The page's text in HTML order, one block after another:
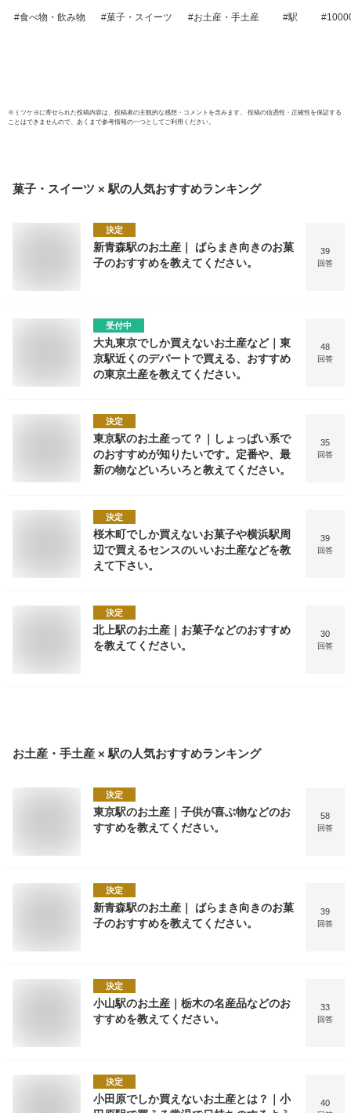
食べ物・飲み物 菓子・スイーツ お土産・手土産 駅
※ ミツケヨに寄せられた投稿内容は、投稿者の主観的な感想・コメントを含みます。 投稿の信憑性・正確性を保証する
ことはできませんので、あくまで参考情報の一つとしてご利用ください。
菓子・スイーツ × 駅の人気おすすめランキング
決定
新青森駅のお土産｜ ばらまき向きのお菓
子のおすすめを教えてください。
39
回答
受付中
大丸東京でしか買えないお土産など｜東
京駅近くのデパートで買える、おすすめ
の東京土産を教えてください。
48
回答
決定
東京駅のお土産って？｜しょっぱい系で
のおすすめが知りたいです。定番や、最
新の物などいろいろと教えてください。
35
回答
決定
桜木町でしか買えないお菓子や横浜駅周
辺で買えるセンスのいいお土産などを教
えて下さい。
39
回答
決定
北上駅のお土産｜お菓子などのおすすめ
を教えてください。
30
回答
お土産・手土産 × 駅の人気おすすめランキング
決定
東京駅のお土産｜子供が喜ぶ物などのお
すすめを教えてください。
58
回答
決定
新青森駅のお土産｜ ばらまき向きのお菓
子のおすすめを教えてください。
39
回答
決定
小山駅のお土産｜栃木の名産品などのお
すすめを教えてください。
33
回答
決定
小田原でしか買えないお土産とは？｜小
40